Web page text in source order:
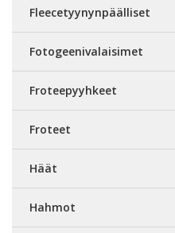
Fleecetyynynpäälliset
Fotogeenivalaisimet
Froteepyyhkeet
Froteet
Häät
Hahmot